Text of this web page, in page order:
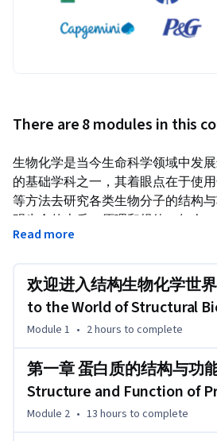
There are 8 modules in this
生物化学是当今生命科学领域中发
的基础学科之一，其着眼点在于使
等方法去研究各类生物分子的结构
明生命的本质、原理和规律。如今
技术已渗透到生命科学的方方面面，
生物化学可分为结构生物化学、代
三个部分。本课程为第一部分，即
推出代谢生物化学和分子生物学课程
结构生物化学的内容可以说是生物
把这一部分的内容说成是“静态生化
物分子（氨基酸、核苷酸、蛋白质
物、脂类和激素等）的结构、性质
大分子——蛋白质、核酸和酶的结构
Read more
欢迎进入结构生物化学世
to the World of Structural
Module 1 • 2 hours to complete
第一章 蛋白质的结构与功能（Chapter 1
Structure and Function of
Module 2 • 13 hours to complete